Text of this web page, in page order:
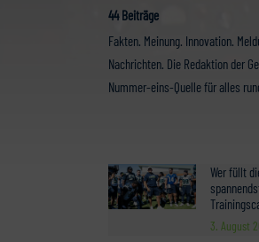
44 Beiträge
Fakten. Meinung. Innovation.
Nachrichten. Die Redaktion der
Nummer-eins-Quelle für alles
Wer füllt
3. August